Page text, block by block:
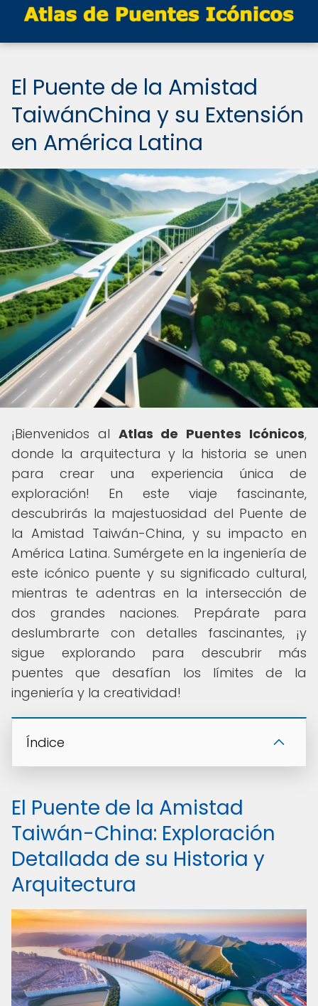
El Puente de la Amistad
TaiwánChina y su Extensión
en América Latina
¡Bienvenidos al Atlas de Puentes Icónicos,
donde la arquitectura y la historia se unen
para crear una experiencia única de
exploración! En este viaje fascinante,
descubrirás la majestuosidad del Puente de
la Amistad Taiwán-China, y su impacto en
América Latina. Sumérgete en la ingeniería de
este icónico puente y su significado cultural,
mientras te adentras en la intersección de
dos grandes naciones. Prepárate para
deslumbrarte con detalles fascinantes, ¡y
sigue explorando para descubrir más
puentes que desafían los límites de la
ingeniería y la creatividad!
Índice
El Puente de la Amistad
Taiwán-China: Exploración
Detallada de su Historia y
Arquitectura